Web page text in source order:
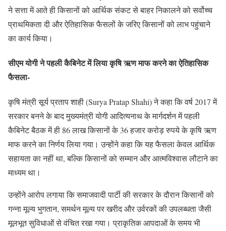
ने सत्ता में आते ही किसानों को आर्थिक संकट से बाहर निकालने को सर्वोच्च
प्राथमिकता दी और ऐतिहासिक फैसलों के जरिए किसानों को लाभ पहुंचाने
का कार्य किया।
सीएम योगी ने पहली कैबिनेट में लिया कृषि ऋण माफ करने का ऐतिहासिक
फैसला-
कृषि मंत्री सूर्य प्रताप शाही (Surya Pratap Shahi) ने कहा कि वर्ष 2017 में
सरकार बनने के बाद मुख्यमंत्री योगी आदित्यनाथ के मार्गदर्शन में पहली
कैबिनेट बैठक में ही 86 लाख किसानों के 36 हजार करोड़ रुपये के कृषि ऋण
माफ करने का निर्णय लिया गया। उन्होंने कहा कि यह फैसला केवल आर्थिक
सहायता का नहीं था, बल्कि किसानों को सम्मान और आत्मविश्वास लौटाने का
माध्यम था।
उन्होंने आरोप लगाया कि समाजवादी पार्टी की सरकार के दौरान किसानों को
गन्ना मूल्य भुगतान, समर्थन मूल्य पर खरीद और उर्वरकों की उपलब्धता जैसी
मूलभूत सुविधाओं से वंचित रखा गया। प्राकृतिक आपदाओं के समय भी